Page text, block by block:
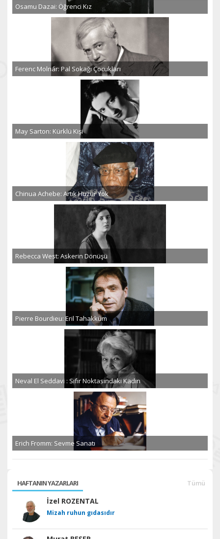
Osamu Dazai: Öğrenci Kız
Ferenc Molnár: Pal Sokağı Çocukları
May Sarton: Kürklü Kişi
Chinua Achebe: Artık Huzur Yok
Rebecca West: Askerin Dönüşü
Pierre Bourdieu: Eril Tahakküm
Neval El Seddavi : Sıfır Noktasındaki Kadın
Erich Fromm: Sevme Sanatı
HAFTANIN YAZARLARI Tümü
İzel ROZENTAL
Mizah ruhun gıdasıdır